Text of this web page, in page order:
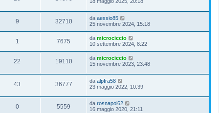
9 32710 da aessio85
25 novembre 2024, 15:18
1 7675 da microciccio
10 settembre 2024, 8:22
22 19110 da microciccio
15 novembre 2023, 23:48
43 36777 da alpfra58
23 maggio 2022, 10:39
0 5559 da rosnapol62
16 maggio 2020, 21:11